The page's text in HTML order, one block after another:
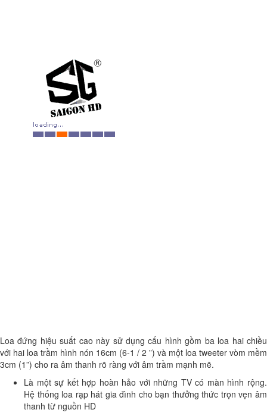
Loa đứng hiệu suất cao này sử dụng cấu hình gồm ba loa hai chiều
với hai loa trầm hình nón 16cm (6-1 / 2 ”) và một loa tweeter vòm mềm
3cm (1”) cho ra âm thanh rõ ràng với âm trầm mạnh mẽ.
Là một sự kết hợp hoàn hảo với những TV có màn hình rộng.
Hệ thống loa rạp hát gia đình cho bạn thưởng thức trọn vẹn âm
thanh từ nguồn HD